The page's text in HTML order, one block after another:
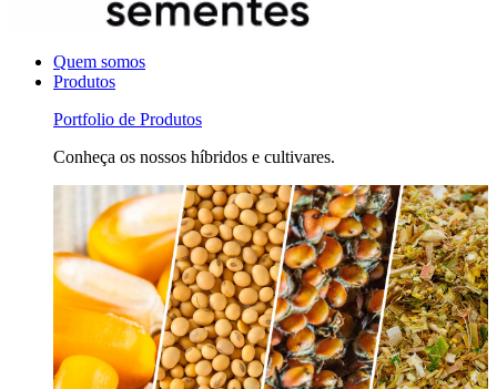
Quem somos
Produtos
Portfolio de Produtos
Conheça os nossos híbridos e cultivares.